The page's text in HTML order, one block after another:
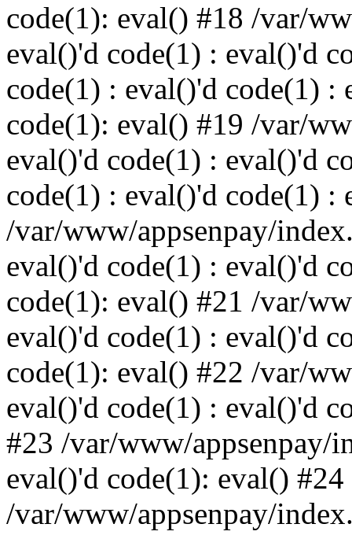
code(1): eval() #18 /var/
eval()'d code(1) : eval()'d
code(1) : eval()'d code(1) :
code(1): eval() #19 /var/
eval()'d code(1) : eval()'d
code(1) : eval()'d code(1) :
/var/www/appsenpay/
eval()'d code(1) : eval()'d
code(1): eval() #21 /var/
eval()'d code(1) : eval()'d
code(1): eval() #22 /var/
eval()'d code(1) : eval()'d
#23 /var/www/appsenpay/
eval()'d code(1): eval() #24
/var/www/appsenpay/